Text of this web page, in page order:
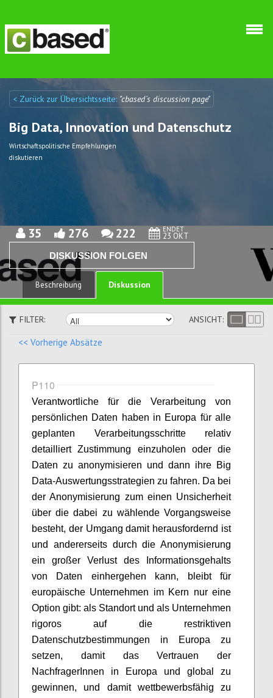
Discuto
Discuto
< Zurück zur Übersichtsseite: "cbased´s discussion page"
Big Data, Innovation und Datenschutz
Wirtschaftspolitische Empfehlungen
diskutieren
35 276 222 ENDET
23 OKT
DISKUSSION FOLGEN
Beschreibung Diskussion
FILTER: ANSICHT:
<< Vorherige Absätze
P110
Verantwortliche für die Verarbeitung von
persönlichen Daten haben in Europa für alle
geplanten Verarbeitungsschritte relativ
detailliert Zustimmung einzuholen oder die
Daten zu anonymisieren und dann ihre Big
Data-Auswertungsstrategien zu fahren. Da bei
der Anonymisierung zum einen Unsicherheit
über die dabei zu wählende Vorgangsweise
besteht, der Umgang damit herausfordernd ist
und andererseits durch die Anonymisierung
ein großer Verlust des Informationsgehalts
von Daten einhergehen kann, bleibt für
europäische Unternehmen im Kern nur eine
Option gibt: als Standort und als Unternehmen
rigoros auf die restriktiven
Datenschutzbestimmungen in Europa zu
setzen, damit das Vertrauen der
NachfragerInnen in Europa und global zu
gewinnen, und damit wettbewerbsfähig zu